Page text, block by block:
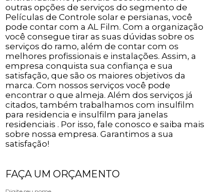
outras opções de serviços do segmento de
Películas de Controle solar e persianas, você
pode contar com a AL Film. Com a organização
você consegue tirar as suas dúvidas sobre os
serviços do ramo, além de contar com os
melhores profissionais e instalações. Assim, a
empresa conquista sua confiança e sua
satisfação, que são os maiores objetivos da
marca. Com nossos serviços você pode
encontrar o que almeja. Além dos serviços já
citados, também trabalhamos com insulfilm
para residencia e insulfilm para janelas
residenciais . Por isso, fale conosco e saiba mais
sobre nossa empresa. Garantimos a sua
satisfação!
FAÇA UM ORÇAMENTO